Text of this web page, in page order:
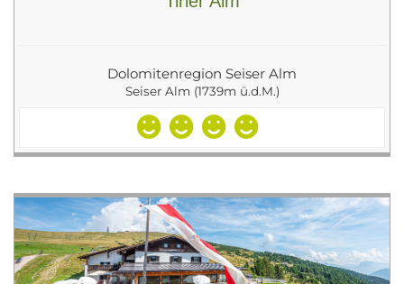
Dolomitenregion Seiser Alm
Seiser Alm (1739m ü.d.M.)